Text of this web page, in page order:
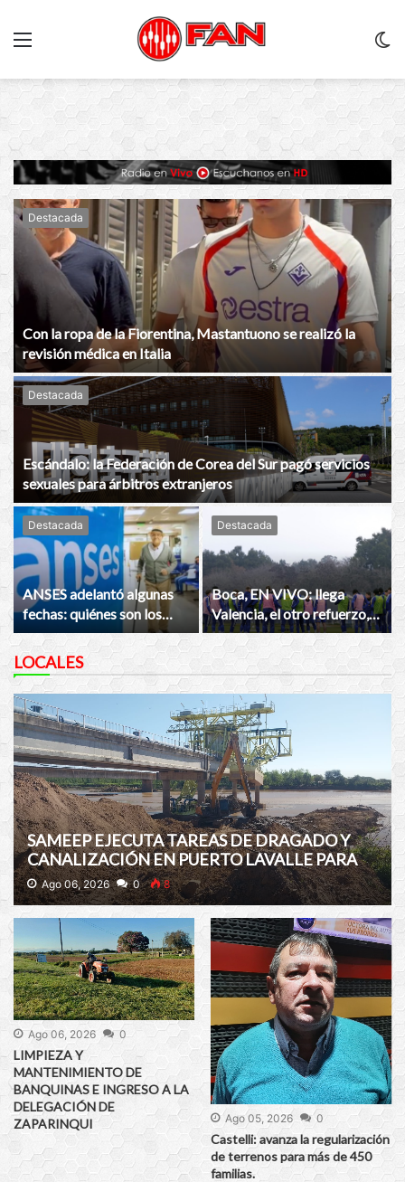
Destacada
Con la ropa de la Fiorentina, Mastantuono se realizó la
revisión médica en Italia
Destacada
Escándalo: la Federación de Corea del Sur pagó servicios
sexuales para árbitros extranjeros
Destacada
ANSES adelantó algunas
fechas: quiénes son los
primeros en cobrar antes
del feriado de agosto
Destacada
Boca, EN VIVO: llega
Valencia, el otro refuerzo,
convocados vs. Vélez y más
noticias de este viernes 7
de agosto
LOCALES
SAMEEP EJECUTA TAREAS DE DRAGADO Y
CANALIZACIÓN EN PUERTO LAVALLE PARA
GARANTIZAR LA CAPTACIÓN DE AGUA
CRUDA
Ago 06, 2026 0 8
Ago 06, 2026 0
LIMPIEZA Y
MANTENIMIENTO DE
BANQUINAS E INGRESO A LA
DELEGACIÓN DE
ZAPARINQUI
Ago 05, 2026 0
Castelli: avanza la regularización
de terrenos para más de 450
familias.